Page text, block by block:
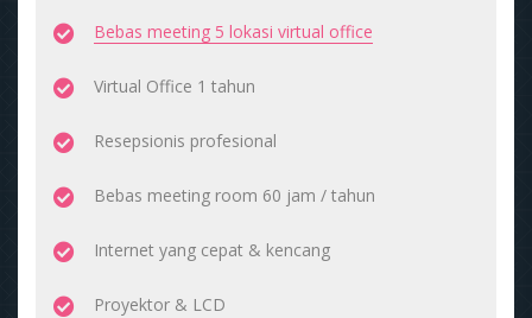
Bebas meeting 5 lokasi virtual office
Virtual Office 1 tahun
Resepsionis profesional
Bebas meeting room 60 jam / tahun
Internet yang cepat & kencang
Proyektor & LCD